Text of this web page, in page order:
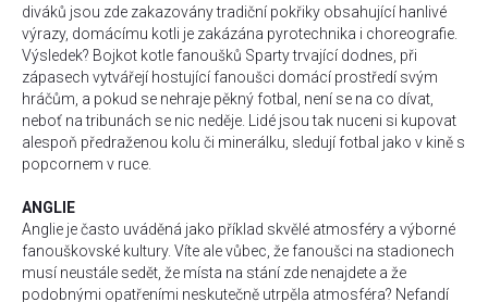
diváků jsou zde zakazovány tradiční pokřiky obsahující hanlivé
výrazy, domácímu kotli je zakázána pyrotechnika i choreografie.
Výsledek? Bojkot kotle fanoušků Sparty trvající dodnes, při
zápasech vytvářejí hostující fanoušci domácí prostředí svým
hráčům, a pokud se nehraje pěkný fotbal, není se na co dívat,
neboť na tribunách se nic neděje. Lidé jsou tak nuceni si kupovat
alespoň předraženou kolu či minerálku, sledují fotbal jako v kině s
popcornem v ruce.
ANGLIE
Anglie je často uváděná jako příklad skvělé atmosféry a výborné
fanouškovské kultury. Víte ale vůbec, že fanoušci na stadionech
musí neustále sedět, že místa na stání zde nenajdete a že
podobnými opatřeními neskutečně utrpěla atmosféra? Nefandí